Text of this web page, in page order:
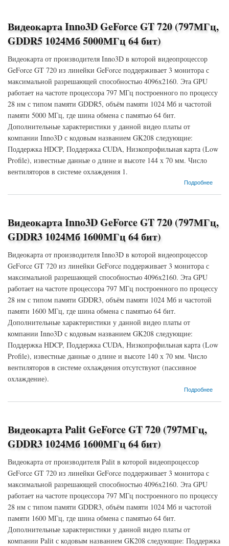
Видеокарта Inno3D GeForce GT 720 (797МГц,
GDDR5 1024Мб 5000МГц 64 бит)
Видеокарта от производителя Inno3D в которой видеопроцессор
GeForce GT 720 из линейки GeForce поддерживает 3 монитора с
максимальной разрешающей способностью 4096x2160. Эта GPU
работает на частоте процессора 797 МГц построенного по процессу
28 нм с типом памяти GDDR5, объём памяти 1024 Мб и частотой
памяти 5000 МГц, где шина обмена с памятью 64 бит.
Дополнительные характеристики у данной видео платы от
компании Inno3D с кодовым названием GK208 следующие:
Поддержка HDCP, Поддержка CUDA, Низкопрофильная карта (Low
Profile), известные данные о длине и высоте 144 х 70 мм. Число
вентиляторов в системе охлаждения 1.
Подробнее
о Видеокарта Inno3D GeForce GT 720 (797МГц, GDDR5 1024Мб 5000МГц 64 бит)
Видеокарта Inno3D GeForce GT 720 (797МГц,
GDDR3 1024Мб 1600МГц 64 бит)
Видеокарта от производителя Inno3D в которой видеопроцессор
GeForce GT 720 из линейки GeForce поддерживает 3 монитора с
максимальной разрешающей способностью 4096x2160. Эта GPU
работает на частоте процессора 797 МГц построенного по процессу
28 нм с типом памяти GDDR3, объём памяти 1024 Мб и частотой
памяти 1600 МГц, где шина обмена с памятью 64 бит.
Дополнительные характеристики у данной видео платы от
компании Inno3D с кодовым названием GK208 следующие:
Поддержка HDCP, Поддержка CUDA, Низкопрофильная карта (Low
Profile), известные данные о длине и высоте 140 х 70 мм. Число
вентиляторов в системе охлаждения отсутствуют (пассивное
охлаждение).
Подробнее
о Видеокарта Inno3D GeForce GT 720 (797МГц, GDDR3 1024Мб 1600МГц 64 бит)
Видеокарта Palit GeForce GT 720 (797МГц,
GDDR3 1024Мб 1600МГц 64 бит)
Видеокарта от производителя Palit в которой видеопроцессор
GeForce GT 720 из линейки GeForce поддерживает 3 монитора с
максимальной разрешающей способностью 4096x2160. Эта GPU
работает на частоте процессора 797 МГц построенного по процессу
28 нм с типом памяти GDDR3, объём памяти 1024 Мб и частотой
памяти 1600 МГц, где шина обмена с памятью 64 бит.
Дополнительные характеристики у данной видео платы от
компании Palit с кодовым названием GK208 следующие: Поддержка